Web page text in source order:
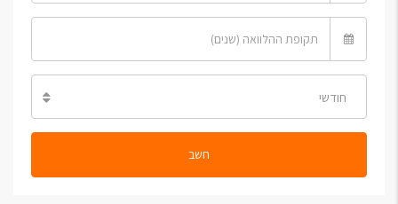
חודשי
חשב